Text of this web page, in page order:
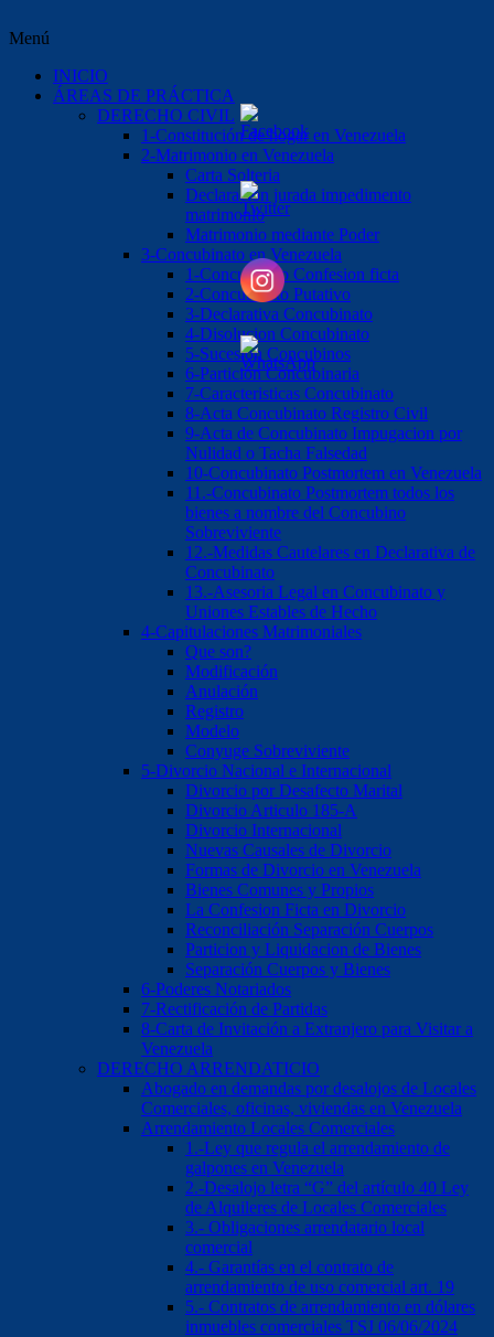
Menú
INICIO
ÁREAS DE PRÁCTICA
DERECHO CIVIL
1-Constitución de hogar en Venezuela
2-Matrimonio en Venezuela
Carta Solteria
Declaración jurada impedimento
matrimonio
Matrimonio mediante Poder
3-Concubinato en Venezuela
1-Concubinato Confesion ficta
2-Concubinato Putativo
3-Declarativa Concubinato
4-Disolucion Concubinato
5-Sucesión Concubinos
6-Partición Concubinaria
7-Caracteristicas Concubinato
8-Acta Concubinato Registro Civil
9-Acta de Concubinato Impugacion por
Nulidad o Tacha Falsedad
10-Concubinato Postmortem en Venezuela
11.-Concubinato Postmortem todos los
bienes a nombre del Concubino
Sobreviviente
12.-Medidas Cautelares en Declarativa de
Concubinato
13.-Asesoria Legal en Concubinato y
Uniones Estables de Hecho
4-Capitulaciones Matrimoniales
Que son?
Modificación
Anulación
Registro
Modelo
Conyuge Sobreviviente
5-Divorcio Nacional e Internacional
Divorcio por Desafecto Marital
Divorcio Articulo 185-A
Divorcio Internacional
Nuevas Causales de Divorcio
Formas de Divorcio en Venezuela
Bienes Comunes y Propios
La Confesion Ficta en Divorcio
Reconciliación Separación Cuerpos
Particion y Liquidacion de Bienes
Separación Cuerpos y Bienes
6-Poderes Notariados
7-Rectificación de Partidas
8-Carta de Invitación a Extranjero para Visitar a
Venezuela
DERECHO ARRENDATICIO
Abogado en demandas por desalojos de Locales
Comerciales, oficinas, viviendas en Venezuela
Arrendamiento Locales Comerciales
1.-Ley que regula el arrendamiento de
galpones en Venezuela
2.-Desalojo letra “G” del artículo 40 Ley
de Alquileres de Locales Comerciales
3.- Obligaciones arrendatario local
comercial
4.- Garantías en el contrato de
arrendamiento de uso comercial art. 19
5.- Contratos de arrendamiento en dólares
inmuebles comerciales TSJ 06/06/2024